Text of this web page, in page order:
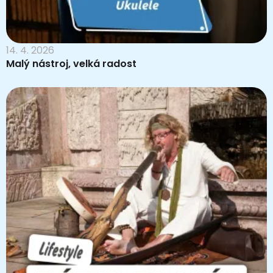
14. 4. 2026
Malý nástroj, velká radost